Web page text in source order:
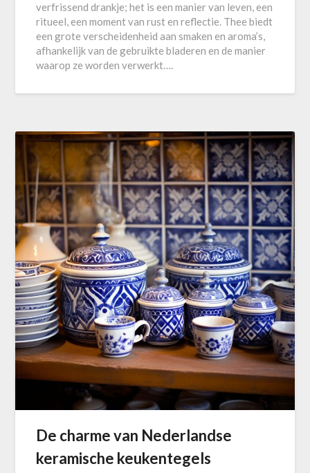
verfrissend drankje; het is een manier van leven, een
ritueel, een moment van rust en reflectie. Thee biedt
een grote verscheidenheid aan smaken en aroma’s,
afhankelijk van de gebruikte bladeren en de manier
waarop ze worden verwerkt….
De charme van Nederlandse
keramische keukentegels